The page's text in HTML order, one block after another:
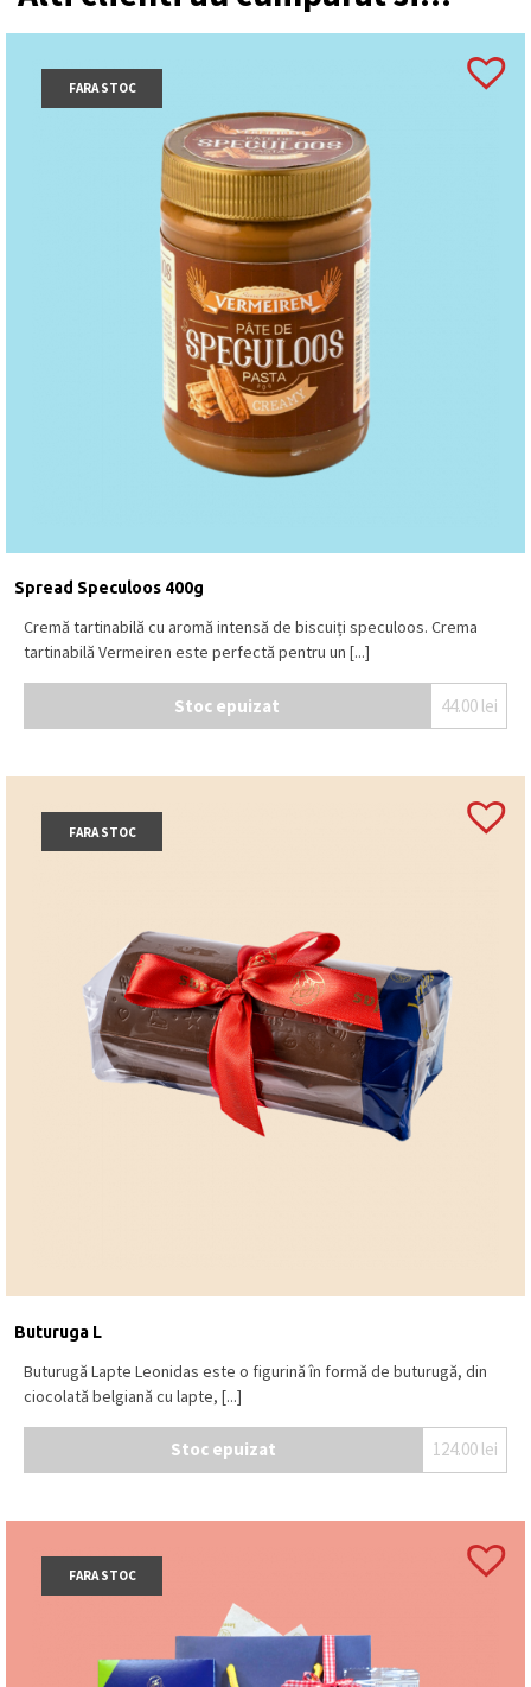
FARA STOC
Spread Speculoos 400g
Cremă tartinabilă cu aromă intensă de biscuiți speculoos. Crema
tartinabilă Vermeiren este perfectă pentru un [...]
Stoc epuizat 44.00 lei
FARA STOC
Buturuga L
Buturugă Lapte Leonidas este o figurină în formă de buturugă, din
ciocolată belgiană cu lapte, [...]
Stoc epuizat 124.00 lei
FARA STOC